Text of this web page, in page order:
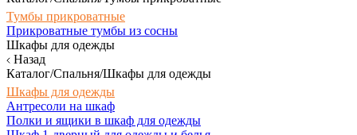
Тумбы прикроватные
Прикроватные тумбы из сосны
Шкафы для одежды
Назад
Каталог/Спальня/Шкафы для одежды
Шкафы для одежды
Антресоли на шкаф
Полки и ящики в шкаф для одежды